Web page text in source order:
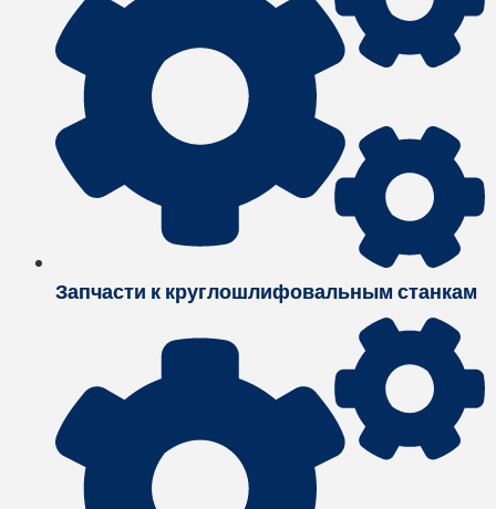
Запчасти к круглошлифовальным станкам